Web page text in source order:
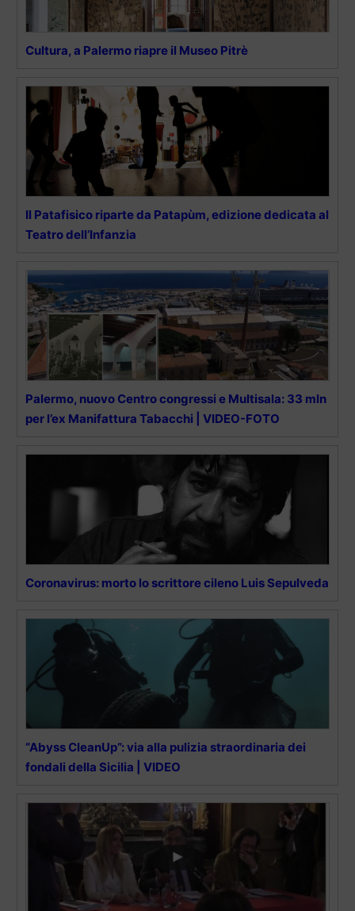
Cultura, a Palermo riapre il Museo Pitrè
Il Patafisico riparte da Patapùm, edizione dedicata al
Teatro dell’Infanzia
Palermo, nuovo Centro congressi e Multisala: 33 mln
per l’ex Manifattura Tabacchi | VIDEO-FOTO
Coronavirus: morto lo scrittore cileno Luis Sepulveda
“Abyss CleanUp”: via alla pulizia straordinaria dei
fondali della Sicilia | VIDEO